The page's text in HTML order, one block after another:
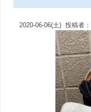
2020-06-06(土) 投稿者：